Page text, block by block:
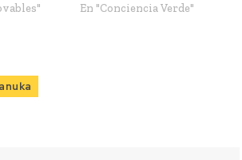
En "Conciencia Verde"